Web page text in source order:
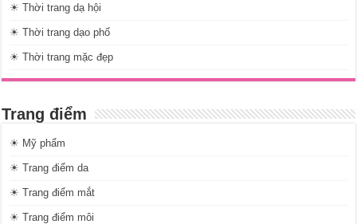
☀ Thời trang dạ hội
☀ Thời trang dạo phố
☀ Thời trang mặc đẹp
Trang điểm
☀ Mỹ phẩm
☀ Trang điểm da
☀ Trang điểm mắt
☀ Trang điểm môi